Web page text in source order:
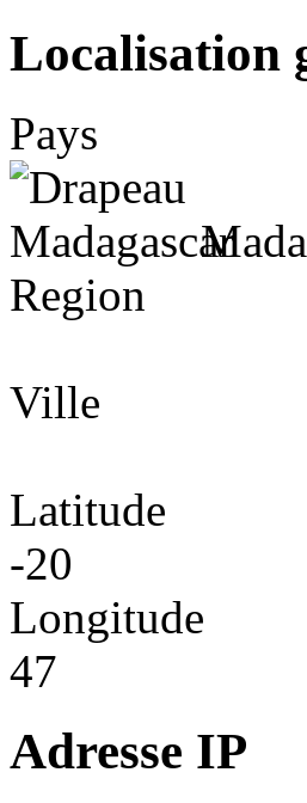
Localisation
Pays
Region
Ville
Latitude
-20
Longitude
47
Adresse IP